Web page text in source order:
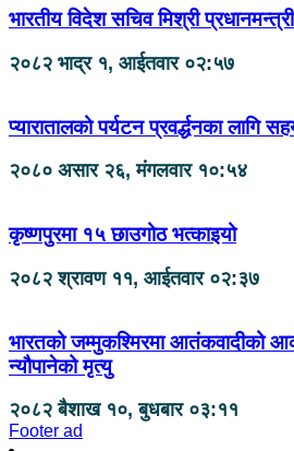
भारतीय विदेश सचिव मिश्री
२०८२ भाद्र १, आईतवार ०२:५७
प्यारातालको पर्यटन प्रवर्द्धनका लागि
२०८० असार २६, मंगलवार १०:५४
कृष्णपुरमा १५ छाउगोठ भत्काइयो
२०८२ श्रावण ११, आईतवार ०२:३७
भारतको जम्मुकश्मिरमा आतंकवादीको
न्यौपानेको मृत्यु
२०८२ बैशाख १०, बुधबार ०३:११
Footer ad